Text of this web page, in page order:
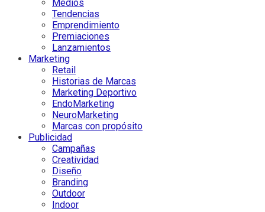
Medios
Tendencias
Emprendimiento
Premiaciones
Lanzamientos
Marketing
Retail
Historias de Marcas
Marketing Deportivo
EndoMarketing
NeuroMarketing
Marcas con propósito
Publicidad
Campañas
Creatividad
Diseño
Branding
Outdoor
Indoor